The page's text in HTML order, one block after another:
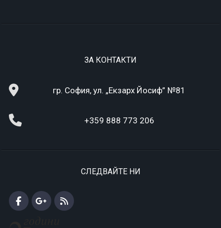
ЗА КОНТАКТИ
гр. София, ул. „Екзарх Йосиф” №81
+359 888 773 206
СЛЕДВАЙТЕ НИ